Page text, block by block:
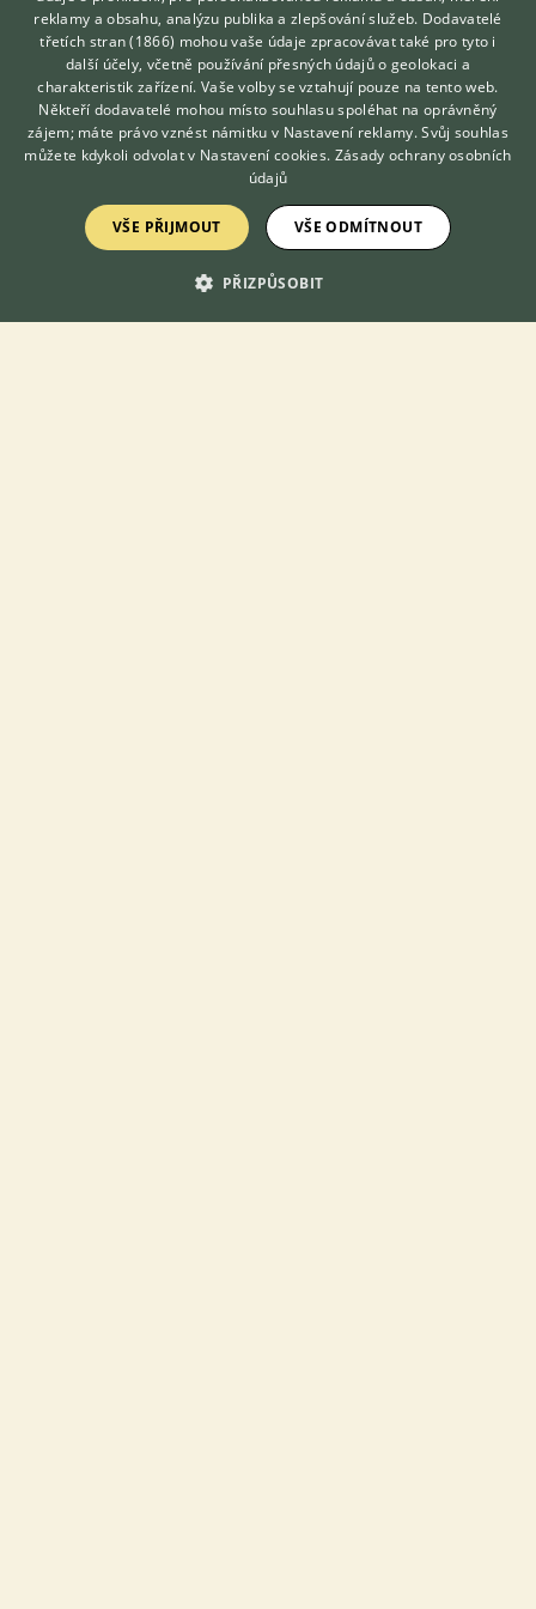
1,0 Vipera berus cb25 1,1 E.carinata dequensis cb25 Viac info
dan...
13.5.2026 22:29
danio007
344×
PRODÁM
Hledáte zvířecího kamaráda?
Zdarma vám poradí
VETERINÁŘ ONLINE
KONZULTOVAT S
VETERINÁŘEM
reklamy a obsahu, analýzu publika a zlepšování služeb. Dodavatelé
třetích stran (1866) mohou vaše údaje zpracovávat také pro tyto i
další účely, včetně používání přesných údajů o geolokaci a
charakteristik zařízení. Vaše volby se vztahují pouze na tento web.
Někteří dodavatelé mohou místo souhlasu spoléhat na oprávněný
zájem; máte právo vznést námitku v Nastavení reklamy. Svůj souhlas
můžete kdykoli odvolat v Nastavení cookies. Zásady ochrany osobních
údajů
VŠE PŘIJMOUT VŠE ODMÍTNOUT
PŘIZPŮSOBIT